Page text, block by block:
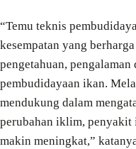
“Temu teknis
kesempatan yang
pengetahuan,
pembudidayaan ikan.
mendukung dalam
perubahan iklim, penyakit
makin meningkat,”